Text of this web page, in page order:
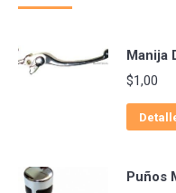
Manija
$1,00
Puños